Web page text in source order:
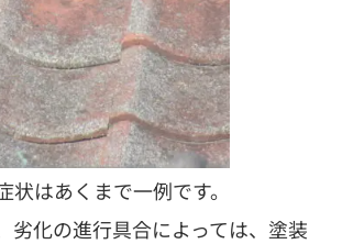
はあくまで一例です。
劣化の進行具合によっては、塗装